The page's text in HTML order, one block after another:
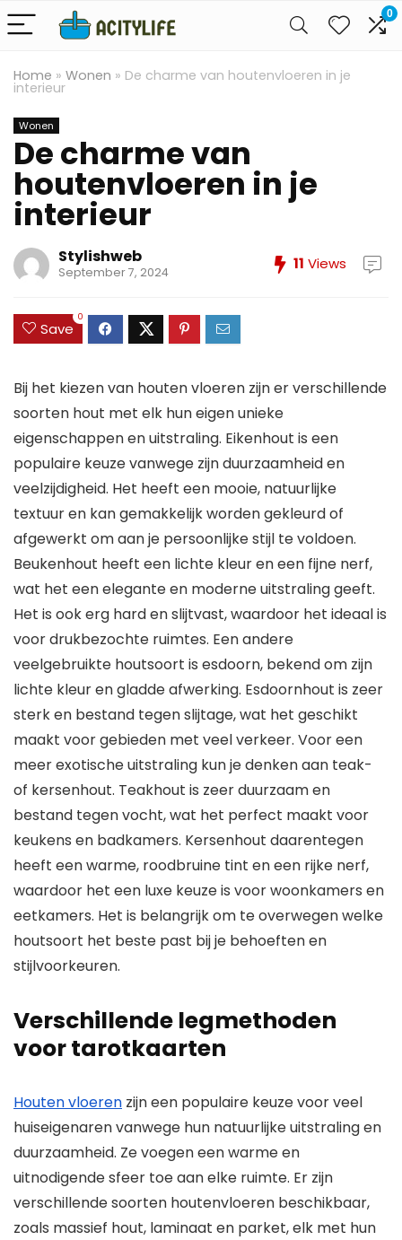
0
Home » Wonen » De charme van houtenvloeren in je
interieur
Wonen
De charme van
houtenvloeren in je
interieur
Stylishweb
September 7, 2024 11 Views
Save
0
Bij het kiezen van houten vloeren zijn er verschillende
soorten hout met elk hun eigen unieke
eigenschappen en uitstraling. Eikenhout is een
populaire keuze vanwege zijn duurzaamheid en
veelzijdigheid. Het heeft een mooie, natuurlijke
textuur en kan gemakkelijk worden gekleurd of
afgewerkt om aan je persoonlijke stijl te voldoen.
Beukenhout heeft een lichte kleur en een fijne nerf,
wat het een elegante en moderne uitstraling geeft.
Het is ook erg hard en slijtvast, waardoor het ideaal is
voor drukbezochte ruimtes. Een andere
veelgebruikte houtsoort is esdoorn, bekend om zijn
lichte kleur en gladde afwerking. Esdoornhout is zeer
sterk en bestand tegen slijtage, wat het geschikt
maakt voor gebieden met veel verkeer. Voor een
meer exotische uitstraling kun je denken aan teak-
of kersenhout. Teakhout is zeer duurzaam en
bestand tegen vocht, wat het perfect maakt voor
keukens en badkamers. Kersenhout daarentegen
heeft een warme, roodbruine tint en een rijke nerf,
waardoor het een luxe keuze is voor woonkamers en
eetkamers. Het is belangrijk om te overwegen welke
houtsoort het beste past bij je behoeften en
stijlvoorkeuren.
Verschillende legmethoden
voor tarotkaarten
Houten vloeren zijn een populaire keuze voor veel
huiseigenaren vanwege hun natuurlijke uitstraling en
duurzaamheid. Ze voegen een warme en
uitnodigende sfeer toe aan elke ruimte. Er zijn
verschillende soorten houtenvloeren beschikbaar,
zoals massief hout, laminaat en parket, elk met hun